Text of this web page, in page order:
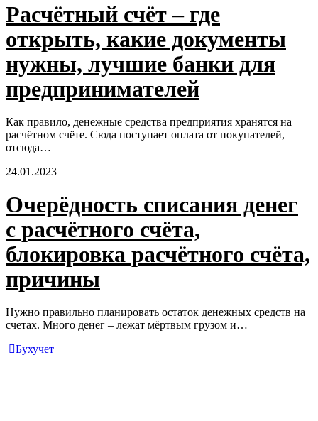
Расчётный счёт – где
открыть, какие документы
нужны, лучшие банки для
предпринимателей
Как правило, денежные средства предприятия хранятся на
расчётном счёте. Сюда поступает оплата от покупателей,
отсюда…
24.01.2023
Очерёдность списания денег
с расчётного счёта,
блокировка расчётного счёта,
причины
Нужно правильно планировать остаток денежных средств на
счетах. Много денег – лежат мёртвым грузом и…
Бухучет